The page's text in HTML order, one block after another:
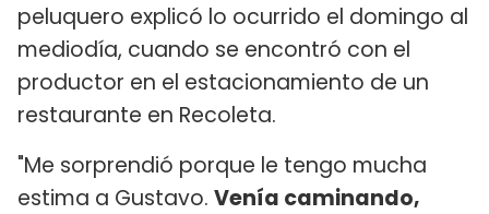
peluquero explicó lo ocurrido el domingo al
mediodía, cuando se encontró con el
productor en el estacionamiento de un
restaurante en Recoleta.
"Me sorprendió porque le tengo mucha
estima a Gustavo. Venía caminando,